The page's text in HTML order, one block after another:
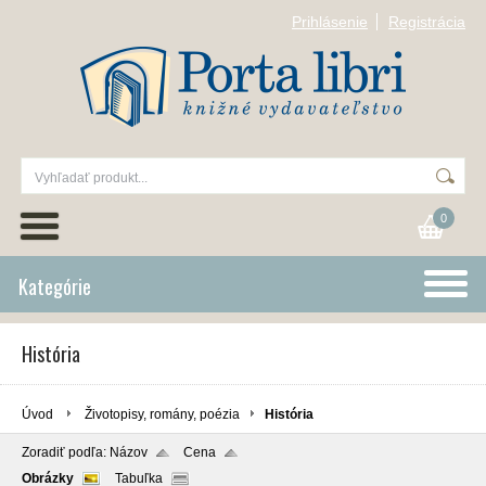
Prihlásenie Registrácia
0
Kategórie
História
Úvod Životopisy, romány, poézia História
Zoradiť podľa: Názov
Cena
Obrázky
Tabuľka